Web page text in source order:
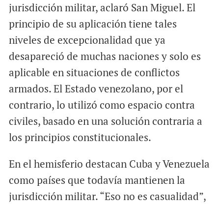
jurisdicción militar, aclaró San Miguel. El
principio de su aplicación tiene tales
niveles de excepcionalidad que ya
desapareció de muchas naciones y solo es
aplicable en situaciones de conflictos
armados. El Estado venezolano, por el
contrario, lo utilizó como espacio contra
civiles, basado en una solución contraria a
los principios constitucionales.
En el hemisferio destacan Cuba y Venezuela
como países que todavía mantienen la
jurisdicción militar. “Eso no es casualidad”,